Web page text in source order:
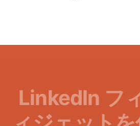
LinkedIn フ